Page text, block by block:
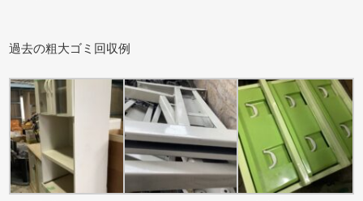
過去の粗大ゴミ回収例